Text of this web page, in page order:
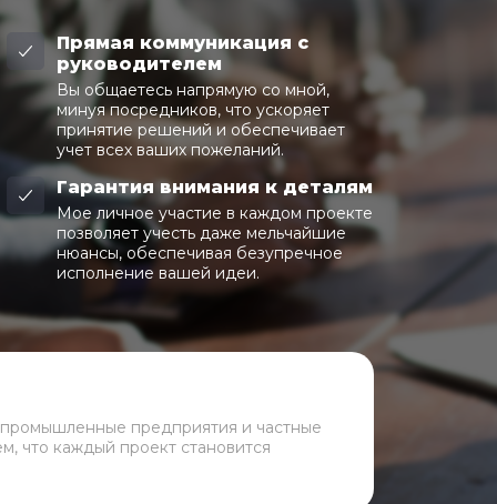
Прямая коммуникация с
руководителем
Вы общаетесь напрямую со мной,
минуя посредников, что ускоряет
принятие решений и обеспечивает
учет всех ваших пожеланий.
Гарантия внимания к деталям
Мое личное участие в каждом проекте
позволяет учесть даже мельчайшие
нюансы, обеспечивая безупречное
исполнение вашей идеи.
предприятия и частные
что каждый проект становится